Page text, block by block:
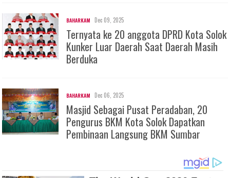
BAHARKAM Dec 09, 2025
Ternyata ke 20 anggota DPRD Kota Solok
Kunker Luar Daerah Saat Daerah Masih
Berduka
BAHARKAM Dec 06, 2025
Masjid Sebagai Pusat Peradaban, 20
Pengurus BKM Kota Solok Dapatkan
Pembinaan Langsung BKM Sumbar